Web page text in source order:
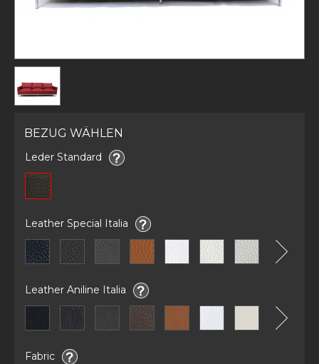
BEZUG WÄHLEN
Leder Standard
Leather Special Italia
Leather Aniline Italia
Fabric